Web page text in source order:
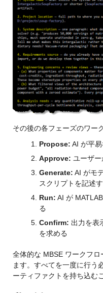
その後の各フェーズのワー
Propose: AI が平
Approve: ユーザ
Generate: AI がモ
スクリプトを記述
Run: AI が
る
Confirm: 出力を表
を求める
全体的な MBSE ワークフ
ます。すべてを一度に行う
ーティファクトを持ち込む